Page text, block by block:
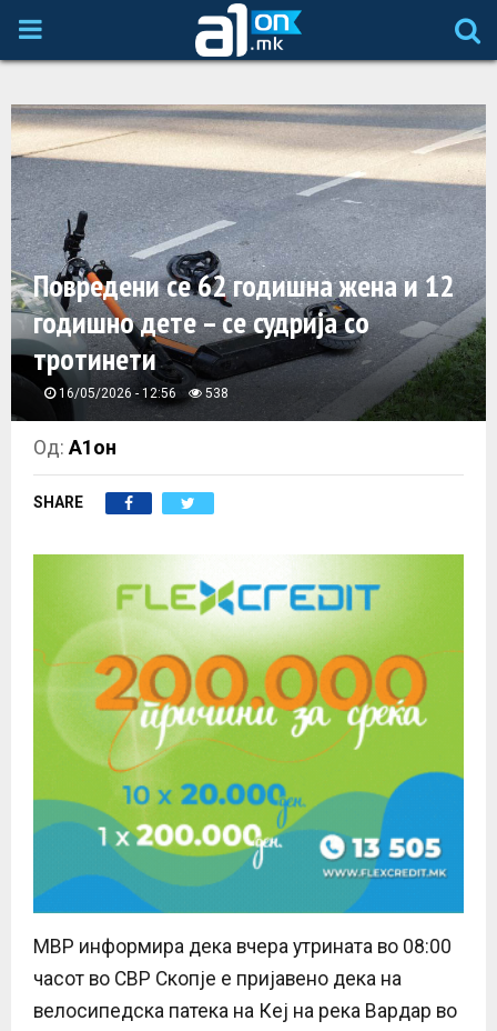
P
I
M
A
R
Y
M
E
Повредени се 62 годишна жена и 12
годишно дете – се судрија со
тротинети
16/05/2026 - 12:56 538
Од:А1он
SHARE
МВР информира дека вчера утрината во 08:00
часот во СВР Скопје е пријавено дека на
велосипедска патека на Кеј на река Вардар во